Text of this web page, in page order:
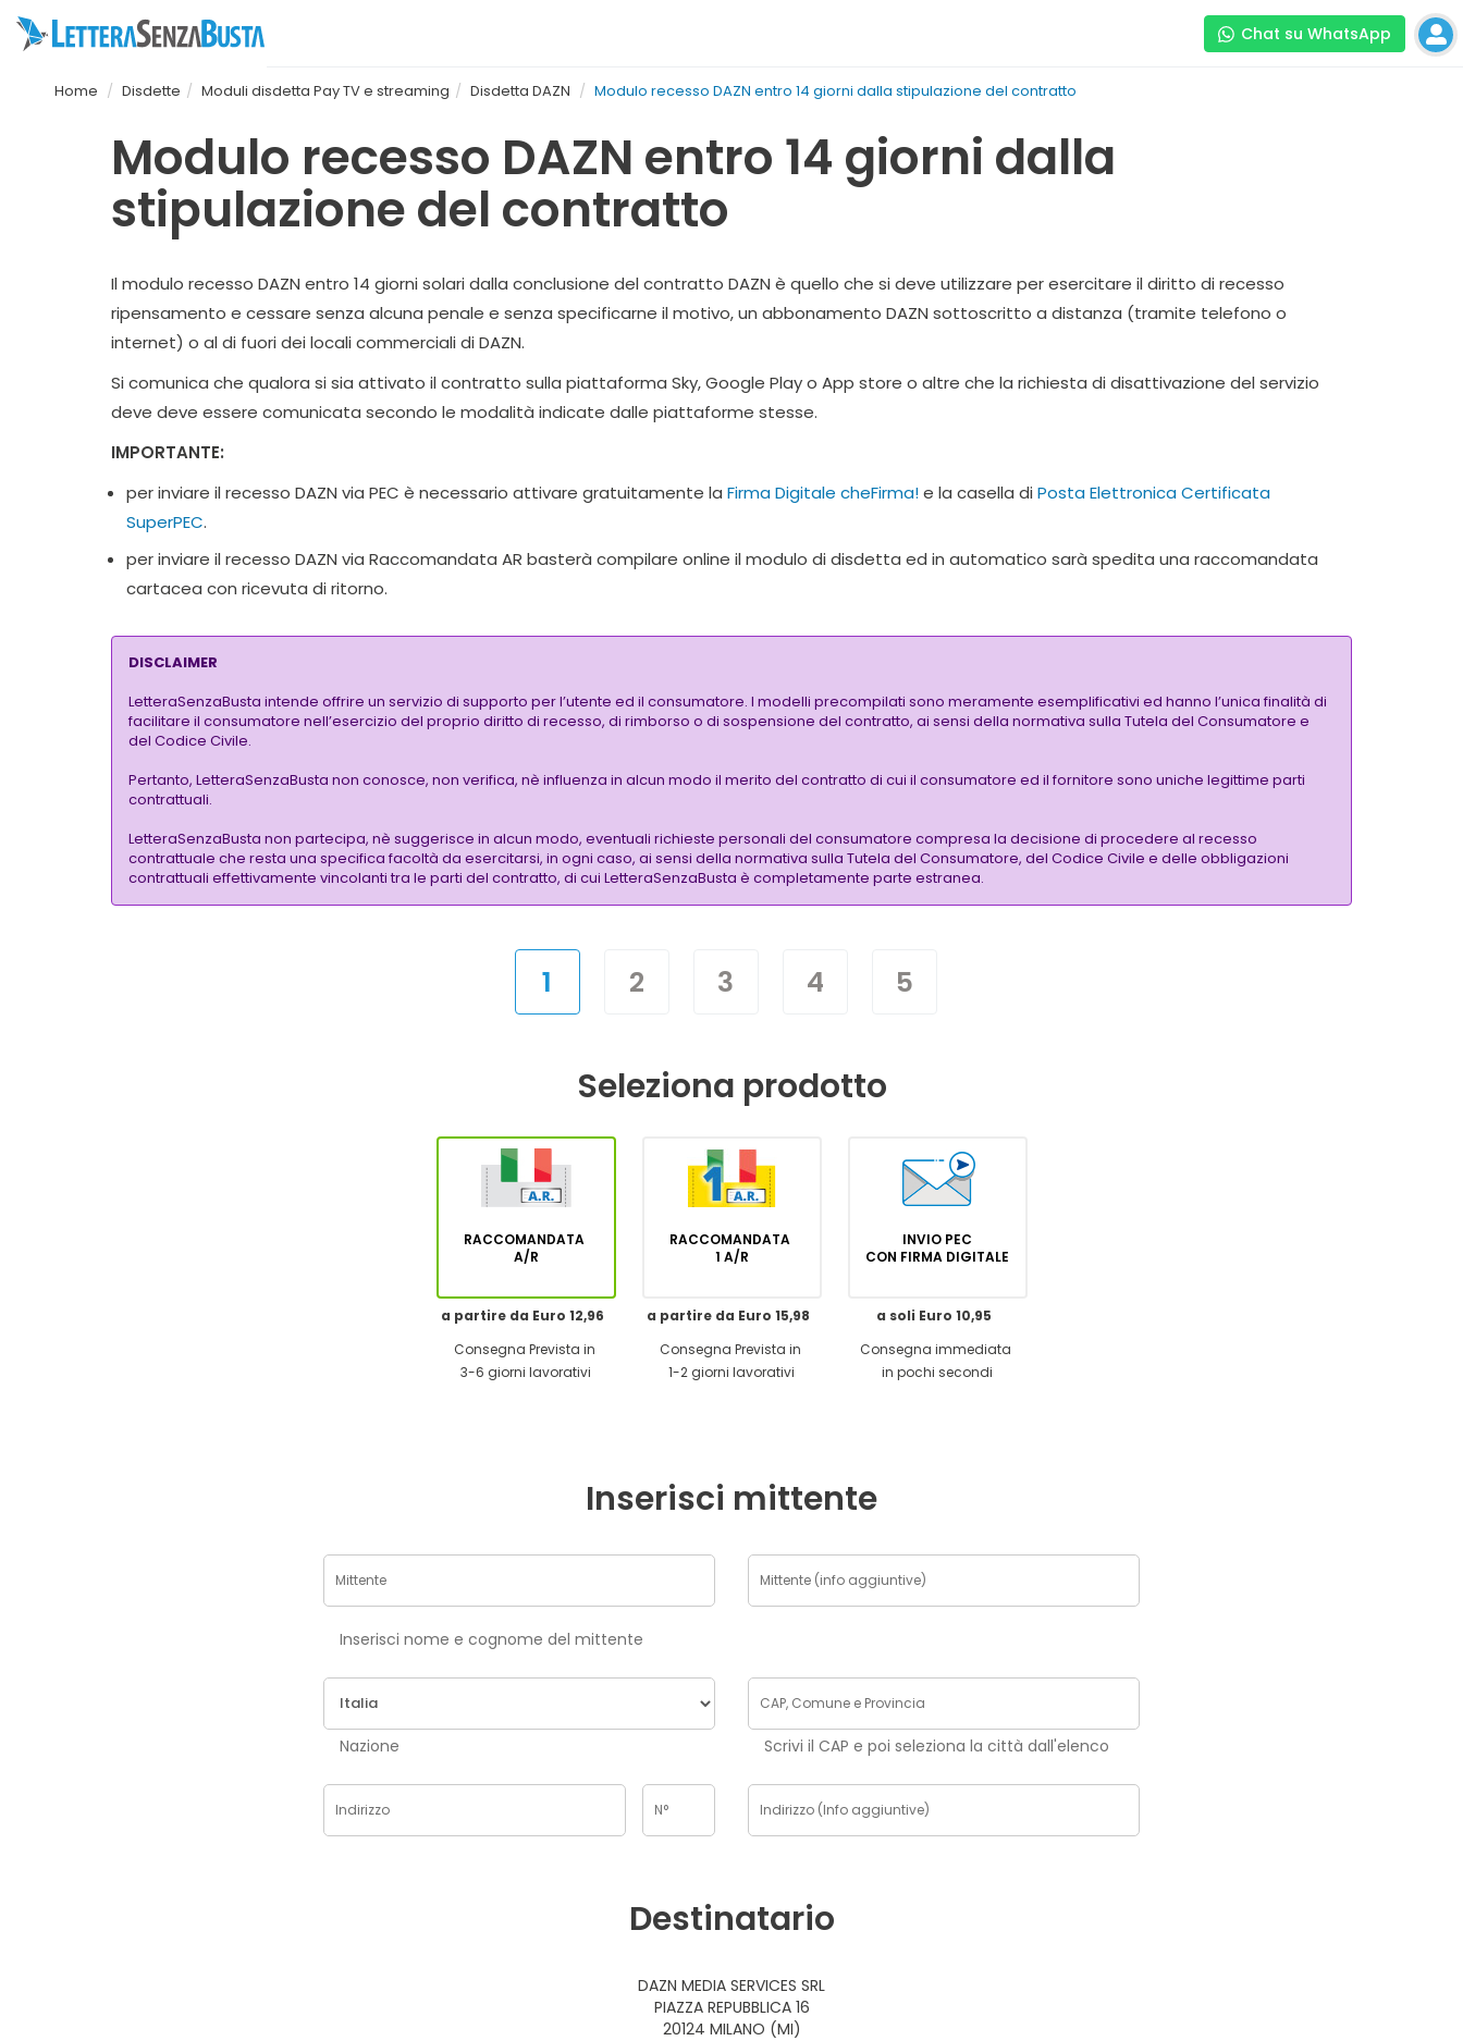
Chat su WhatsApp
Home Disdette Moduli disdetta Pay TV e streaming Disdetta DAZN Modulo recesso DAZN entro 14 giorni dalla stipulazione del contratto
Modulo recesso DAZN entro 14 giorni dalla
stipulazione del contratto
Il modulo recesso DAZN entro 14 giorni solari dalla conclusione del contratto DAZN è quello che si deve utilizzare per esercitare il diritto di recesso
ripensamento e cessare senza alcuna penale e senza specificarne il motivo, un abbonamento DAZN sottoscritto a distanza (tramite telefono o
internet) o al di fuori dei locali commerciali di DAZN.
Si comunica che qualora si sia attivato il contratto sulla piattaforma Sky, Google Play o App store o altre che la richiesta di disattivazione del servizio
deve deve essere comunicata secondo le modalità indicate dalle piattaforme stesse.
IMPORTANTE:
per inviare il recesso DAZN via PEC è necessario attivare gratuitamente la Firma Digitale cheFirma!e la casella di Posta Elettronica Certificata
SuperPEC.
per inviare il recesso DAZN via Raccomandata AR basterà compilare online il modulo di disdetta ed in automatico sarà spedita una raccomandata
cartacea con ricevuta di ritorno.
DISCLAIMER
LetteraSenzaBusta intende offrire un servizio di supporto per l’utente ed il consumatore. I modelli precompilati sono meramente esemplificativi ed hanno l’unica finalità di
facilitare il consumatore nell’esercizio del proprio diritto di recesso, di rimborso o di sospensione del contratto, ai sensi della normativa sulla Tutela del Consumatore e
del Codice Civile.
Pertanto, LetteraSenzaBusta non conosce, non verifica, nè influenza in alcun modo il merito del contratto di cui il consumatore ed il fornitore sono uniche legittime parti
contrattuali.
LetteraSenzaBusta non partecipa, nè suggerisce in alcun modo, eventuali richieste personali del consumatore compresa la decisione di procedere al recesso
contrattuale che resta una specifica facoltà da esercitarsi, in ogni caso, ai sensi della normativa sulla Tutela del Consumatore, del Codice Civile e delle obbligazioni
contrattuali effettivamente vincolanti tra le parti del contratto, di cui LetteraSenzaBusta è completamente parte estranea.
1 2 3 4 5
Seleziona prodotto
RACCOMANDATA
A/R
a partire da Euro 12,96
Consegna Prevista in
3-6 giorni lavorativi
RACCOMANDATA
1 A/R
a partire da Euro 15,98
Consegna Prevista in
1-2 giorni lavorativi
INVIO PEC
CON FIRMA DIGITALE
a soli Euro 10,95
Consegna immediata
in pochi secondi
Inserisci mittente
Inserisci nome e cognome del mittente
Nazione Scrivi il CAP e poi seleziona la città dall'elenco
Destinatario
DAZN MEDIA SERVICES SRL
PIAZZA REPUBBLICA 16
20124 MILANO (MI)